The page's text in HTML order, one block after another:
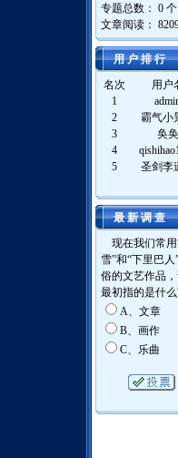
专题总数： 0 个
文章阅读：
用 户 排 行
名次
用户
1
2
霸气小
3
奂奂
4
5
圣剑李
最 新 调 查
现在我们常用
雪”和“下里巴
俗的文艺作品
最初指的是什么
A、文章
B、画作
C、乐曲